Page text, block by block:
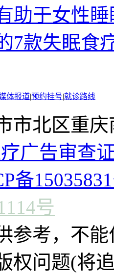
助于女性睡
7款失眠食
体报道|预约挂号|就诊路线
市北区重
广告审查
备
号
参考，不
权问题(将